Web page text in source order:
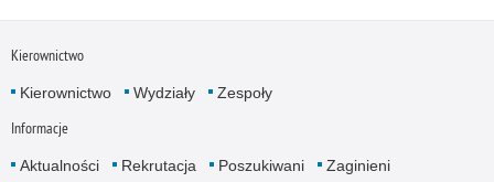
Kierownictwo
Kierownictwo Wydziały Zespoły
Informacje
Aktualności Rekrutacja Poszukiwani
Zaginieni